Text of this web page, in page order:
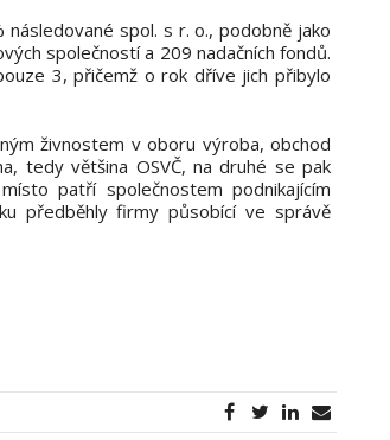
spol. s r. o., podobně jako
společností a 209 nadačních fondů.
3, přičemž o rok dříve jich přibylo
živnostem v oboru výroba, obchod
tedy většina OSVČ, na druhé se pak
patří společnostem podnikajícím
předběhly firmy působící ve správě